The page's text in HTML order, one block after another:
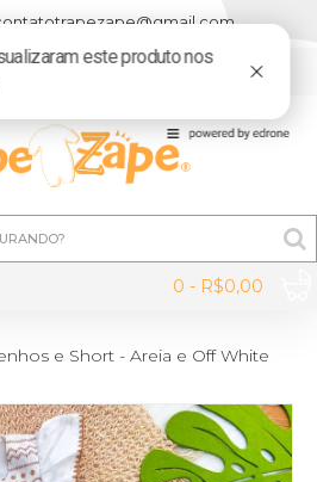
contatotrapezape@gmail.com
0 - R$0,00
e Short - Areia e Off White